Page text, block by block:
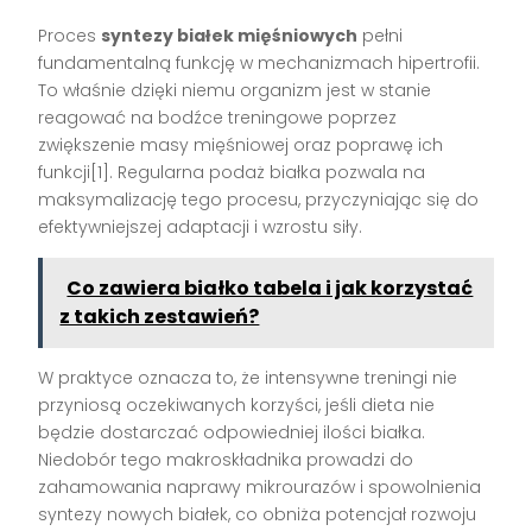
Proces syntezy białek mięśniowych pełni
fundamentalną funkcję w mechanizmach hipertrofii.
To właśnie dzięki niemu organizm jest w stanie
reagować na bodźce treningowe poprzez
zwiększenie masy mięśniowej oraz poprawę ich
funkcji[1]. Regularna podaż białka pozwala na
maksymalizację tego procesu, przyczyniając się do
efektywniejszej adaptacji i wzrostu siły.
Co zawiera białko tabela i jak korzystać
z takich zestawień?
W praktyce oznacza to, że intensywne treningi nie
przyniosą oczekiwanych korzyści, jeśli dieta nie
będzie dostarczać odpowiedniej ilości białka.
Niedobór tego makroskładnika prowadzi do
zahamowania naprawy mikrourazów i spowolnienia
syntezy nowych białek, co obniża potencjał rozwoju